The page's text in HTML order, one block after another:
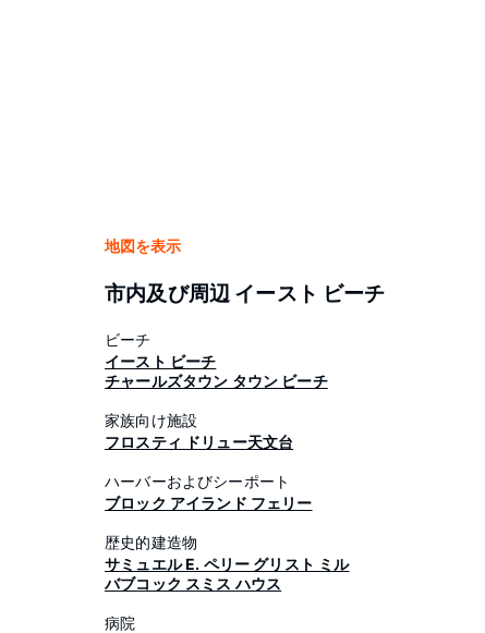
地図を表示
市内及び周辺 イースト ビーチ
ビーチ
イースト ビーチ
チャールズタウン タウン ビーチ
家族向け施設
フロスティ ドリュー天文台
ハーバーおよびシーポート
ブロック アイランド フェリー
歴史的建造物
サミュエル E. ペリー グリスト ミル
バブコック スミス ハウス
病院